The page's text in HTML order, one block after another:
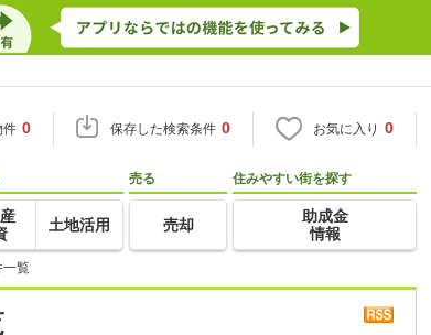
件 0 保存した検索条件 0 お気に入り 0
土地活用
売る
売却
住みやすい街を探す
助成金
情報
一覧